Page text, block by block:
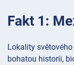
Fakt 1:
Lokality
bohatou historii,